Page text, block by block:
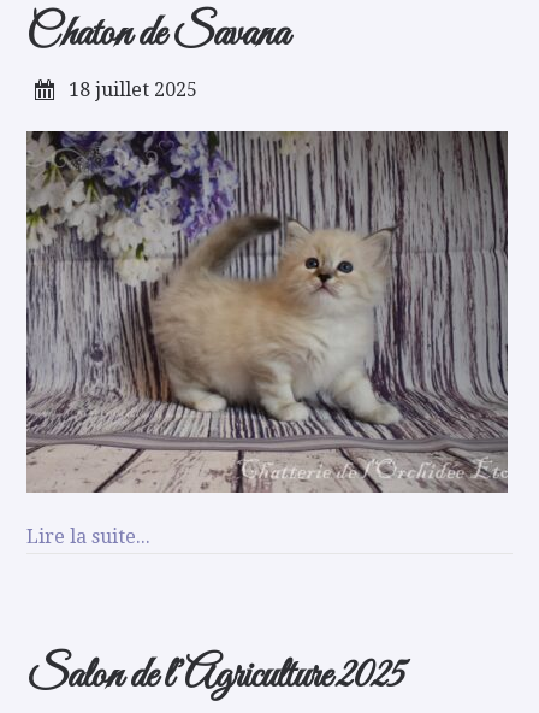
Chaton de Savana
18 juillet 2025
Lire la suite...
Salon de l’Agriculture 2025